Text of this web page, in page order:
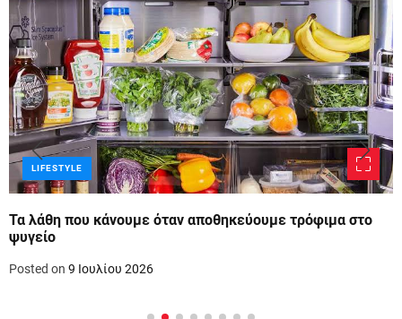
LIFESTYLE
Τα λάθη που κάνουμε όταν αποθηκεύουμε τρόφιμα στο
ψυγείο
Posted on 9 Ιουλίου 2026